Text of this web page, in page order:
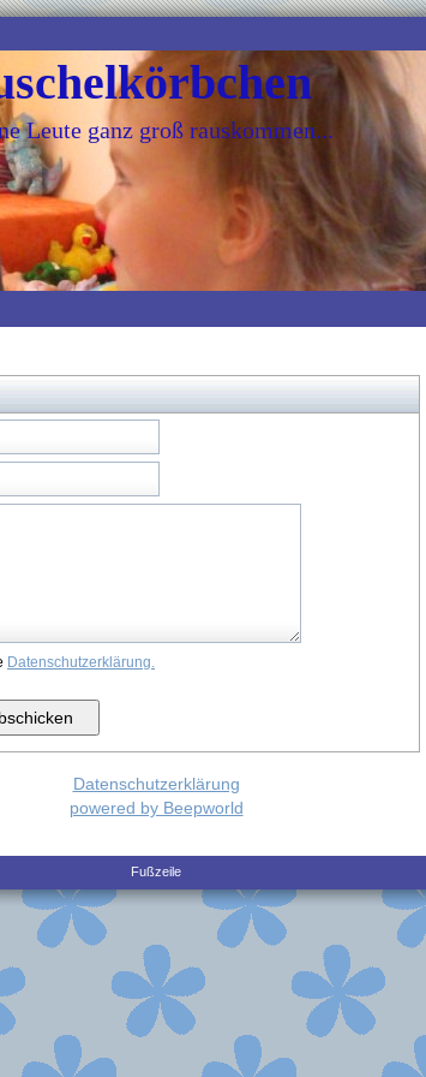
Leute ganz groß rauskommen...
Datenschutzerklärung.
Datenschutzerklärung
powered by Beepworld
Fußzeile